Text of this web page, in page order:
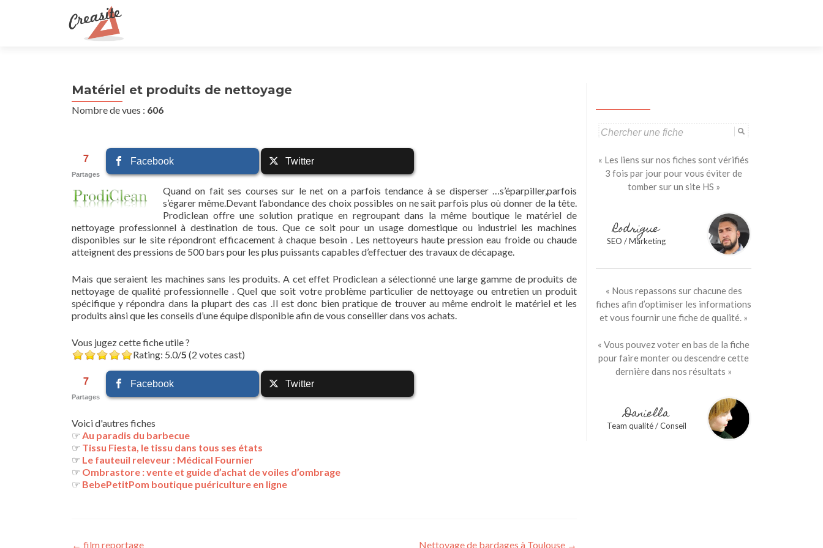
Matériel et produits de nettoyage
Nombre de vues : 606
7
Partages
Facebook Twitter
Quand on fait ses courses sur le net on a parfois tendance à se disperser …s’éparpiller,parfois
s’égarer même.Devant l’abondance des choix possibles on ne sait parfois plus où donner de la tête.
Prodiclean offre une solution pratique en regroupant dans la même boutique le matériel de
nettoyage professionnel à destination de tous. Que ce soit pour un usage domestique ou industriel les machines
disponibles sur le site répondront efficacement à chaque besoin . Les nettoyeurs haute pression eau froide ou chaude
atteignent des pressions de 500 bars pour les plus puissants capables d’effectuer des travaux de décapage.
Mais que seraient les machines sans les produits. A cet effet Prodiclean a sélectionné une large gamme de produits de
nettoyage de qualité professionnelle . Quel que soit votre problème particulier de nettoyage ou entretien un produit
spécifique y répondra dans la plupart des cas .Il est donc bien pratique de trouver au même endroit le matériel et les
produits ainsi que les conseils d’une équipe disponible afin de vous conseiller dans vos achats.
Vous jugez cette fiche utile ?
Rating: 5.0/5 (2 votes cast)
7
Partages
Facebook Twitter
Voici d'autres fiches
☞ Au paradis du barbecue
☞ Tissu Fiesta, le tissu dans tous ses états
☞ Le fauteuil releveur : Médical Fournier
☞ Ombrastore : vente et guide d’achat de voiles d’ombrage
☞ BebePetitPom boutique puériculture en ligne
← film reportage Nettoyage de bardages à Toulouse →
Search
« Les liens sur nos fiches sont vérifiés
3 fois par jour pour vous éviter de
tomber sur un site HS »
Rodrigue
SEO / Marketing
« Nous repassons sur chacune des
fiches afin d’optimiser les informations
et vous fournir une fiche de qualité. »
« Vous pouvez voter en bas de la fiche
pour faire monter ou descendre cette
dernière dans nos résultats »
Daniella
Team qualité / Conseil